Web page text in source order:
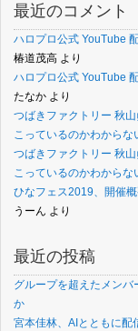
最近のコメント
ハロプロ公式 YouTube
椿道茂高 より
ハロプロ公式 YouTube
たなか より
つばきファクトリー 秋
こっているのかわから
つばきファクトリー 秋
こっているのかわから
ひなフェス2019、開催
うーん より
最近の投稿
グループを超えたメン
か
宮本佳林、AIとともに